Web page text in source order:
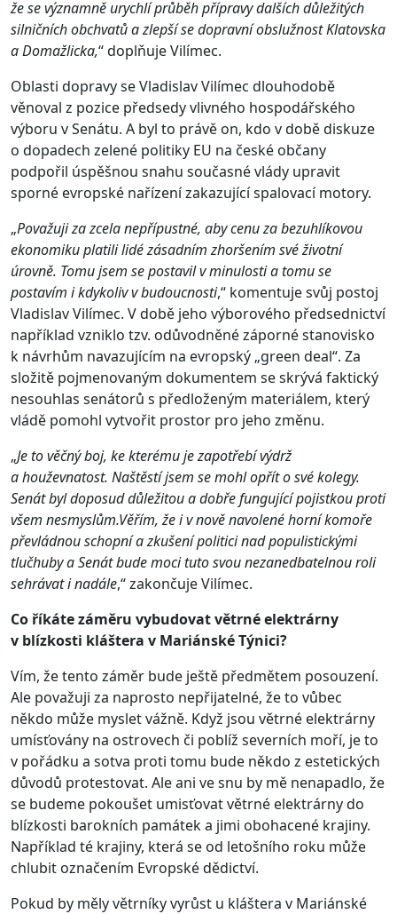
že se významně urychlí průběh přípravy dalších důležitých
silničních obchvatů a zlepší se dopravní obslužnost Klatovska
a Domažlicka,“ doplňuje Vilímec.
Oblasti dopravy se Vladislav Vilímec dlouhodobě
věnoval z pozice předsedy vlivného hospodářského
výboru v Senátu. A byl to právě on, kdo v době diskuze
o dopadech zelené politiky EU na české občany
podpořil úspěšnou snahu současné vlády upravit
sporné evropské nařízení zakazující spalovací motory.
„Považuji za zcela nepřípustné, aby cenu za bezuhlíkovou
ekonomiku platili lidé zásadním zhoršením své životní
úrovně. Tomu jsem se postavil v minulosti a tomu se
postavím i kdykoliv v budoucnosti,“ komentuje svůj postoj
Vladislav Vilímec. V době jeho výborového předsednictví
například vzniklo tzv. odůvodněné záporné stanovisko
k návrhům navazujícím na evropský „green deal“. Za
složitě pojmenovaným dokumentem se skrývá faktický
nesouhlas senátorů s předloženým materiálem, který
vládě pomohl vytvořit prostor pro jeho změnu.
„Je to věčný boj, ke kterému je zapotřebí výdrž
a houževnatost. Naštěstí jsem se mohl opřít o své kolegy.
Senát byl doposud důležitou a dobře fungující pojistkou proti
všem nesmyslům.Věřím, že i v nově navolené horní komoře
převládnou schopní a zkušení politici nad populistickými
tlučhuby a Senát bude moci tuto svou nezanedbatelnou roli
sehrávat i nadále,“ zakončuje Vilímec.
Co říkáte záměru vybudovat větrné elektrárny
v blízkosti kláštera v Mariánské Týnici?
Vím, že tento záměr bude ještě předmětem posouzení.
Ale považuji za naprosto nepřijatelné, že to vůbec
někdo může myslet vážně. Když jsou větrné elektrárny
umísťovány na ostrovech či poblíž severních moří, je to
v pořádku a sotva proti tomu bude někdo z estetických
důvodů protestovat. Ale ani ve snu by mě nenapadlo, že
se budeme pokoušet umisťovat větrné elektrárny do
blízkosti barokních památek a jimi obohacené krajiny.
Například té krajiny, která se od letošního roku může
chlubit označením Evropské dědictví.
Pokud by měly větrníky vyrůst u kláštera v Mariánské